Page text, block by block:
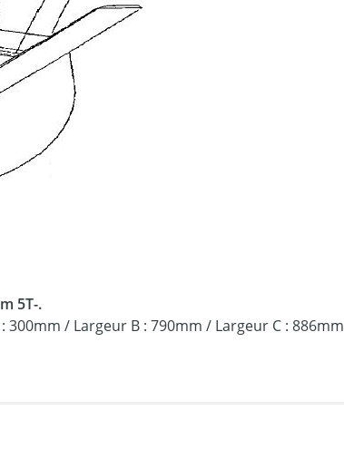
5T-.
/ Largeur B : 790mm / Largeur C :